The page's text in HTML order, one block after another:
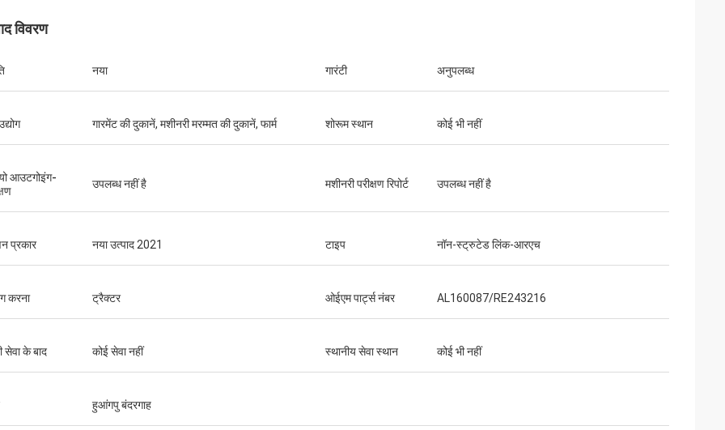
विवरण
नया गारंटी अनुपलब्ध
गारमेंट की दुकानें, मशीनरी मरम्मत की दुकानें, फार्म शोरूम स्थान कोई भी नहीं
आउटगोइंग-
उपलब्ध नहीं है मशीनरी परीक्षण रिपोर्ट उपलब्ध नहीं है
प्रकार नया उत्पाद 2021 टाइप नॉन-स्ट्रुटेड लिंक-आरएच
करना ट्रैक्टर ओईएम पार्ट्स नंबर AL160087/RE243216
सेवा के बाद कोई सेवा नहीं स्थानीय सेवा स्थान कोई भी नहीं
हुआंगपु बंदरगाह